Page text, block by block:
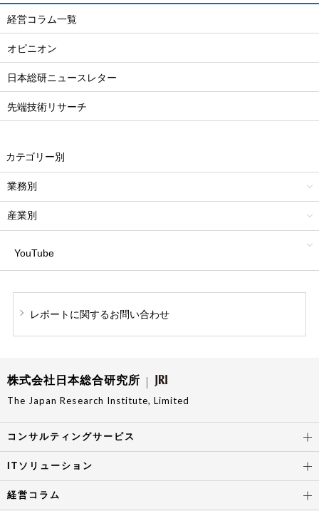
経営コラム一覧
オピニオン
日本総研ニュースレター
先端技術リサーチ
カテゴリー別
業務別
産業別
YouTube
レポートに関するお問い合わせ
株式会社日本総合研究所
The Japan Research Institute, Limited
コンサルティングサービス
ITソリューション
経営コラム